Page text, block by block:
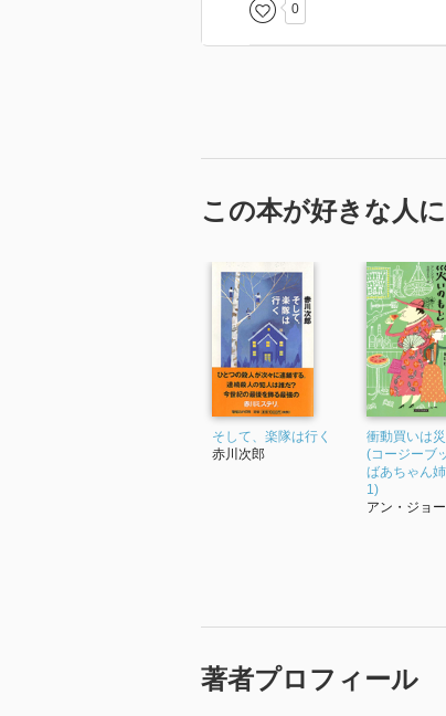
0
この本が好きな人
そして、楽隊は行く
赤川次郎
衝動買いは
(コージーブ
ばあちゃん
1)
アン・ジョ
著者プロフィール